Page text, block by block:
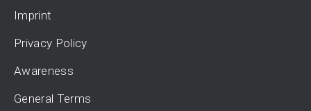
Imprint
Privacy Policy
Awareness
General Terms